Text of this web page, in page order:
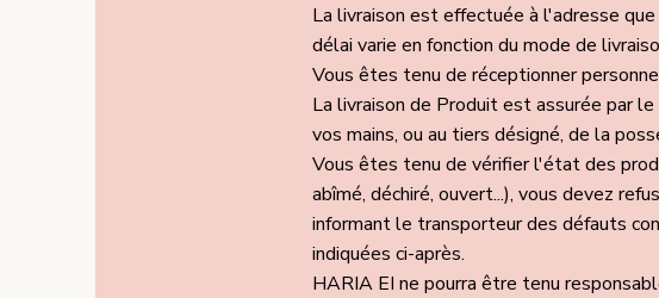
La livraison est effectuée à l'adresse
délai varie en fonction du mode de
Vous êtes tenu de réceptionner
La livraison de Produit est assurée par
vos mains, ou au tiers désigné, de la
Vous êtes tenu de vérifier l'état des
abîmé, déchiré, ouvert...), vous devez
informant le transporteur des défauts
indiquées ci-après.
HARIA EI ne pourra être tenu